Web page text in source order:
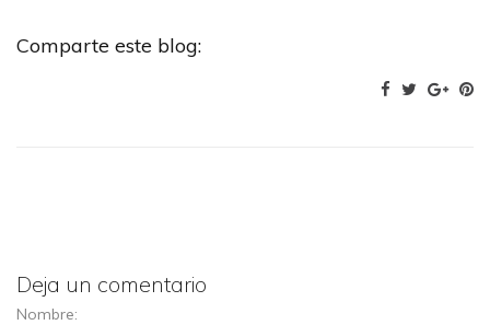
Comparte este blog:
Deja un comentario
Nombre: